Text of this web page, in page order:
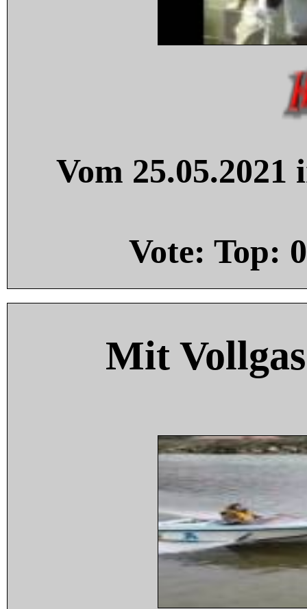
Vom
Vote: Top: 0
Mit